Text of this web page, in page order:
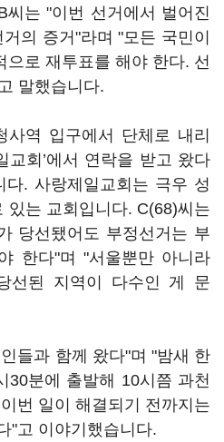
씨는 "이번 선거에서 벌어진
의 증거"라며 "모든 국민이
으로 재투표를 해야 한다. 선
말했습니다.
사역 입구에서 단체로 내리
교회’에서 연락을 받고 왔다
다. 사랑제일교회는 극우 성
있는 교회입니다. C(68)씨는
당선됐어도 부정선거는 부
한다"며 "서울뿐만 아니라
선된 지역이 다수인 게 문
들과 함께 왔다"며 "밤새 한
30분에 출발해 10시쯤 과천
번 일이 해결되기 전까지는
"고 이야기했습니다.